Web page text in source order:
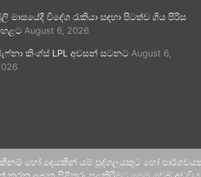
මාසයේදී විදේශ රැකියා සඳහා පිටත්ව ගිය පිරිස
August 6, 2026
කිංග්ස් LPL අවසන් සටනට August 6,
කිනම් හෝ දෙයකින් යම් පුද්ගලයකුට හෝ